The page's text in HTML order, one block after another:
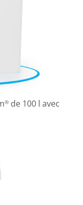
® de 100 l avec